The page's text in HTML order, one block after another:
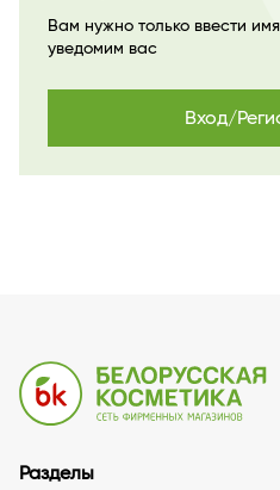
Вам нужно только ввести
уведомим вас
Вход/
Разделы